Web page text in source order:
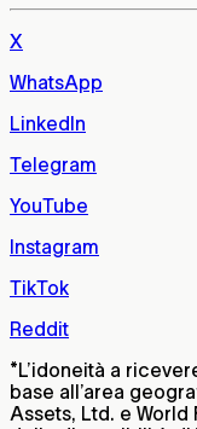
X
WhatsApp
LinkedIn
Telegram
YouTube
Instagram
TikTok
Reddit
*L’idoneità a
base all’area
Assets, Ltd. e